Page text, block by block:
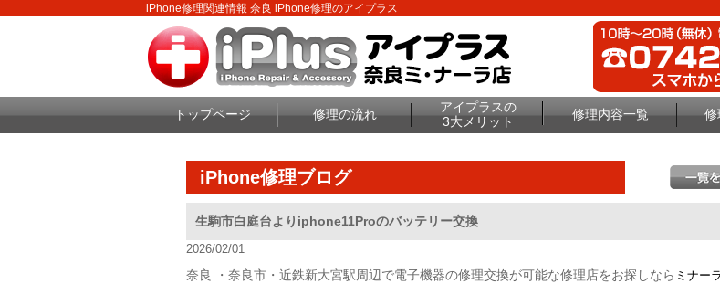
iPhone修理関連情報 奈良 iPhone修理のアイプラス
トップページ 修理の流れ
アイプラスの
3大メリット
修理内容一覧 修
iPhone修理ブログ
生駒市白庭台よりiphone11Proのバッテリー交換
2026/02/01
奈良 ・奈良市・近鉄新大宮駅周辺で電子機器の修理交換が可能な修理店をお探しなら ミナー